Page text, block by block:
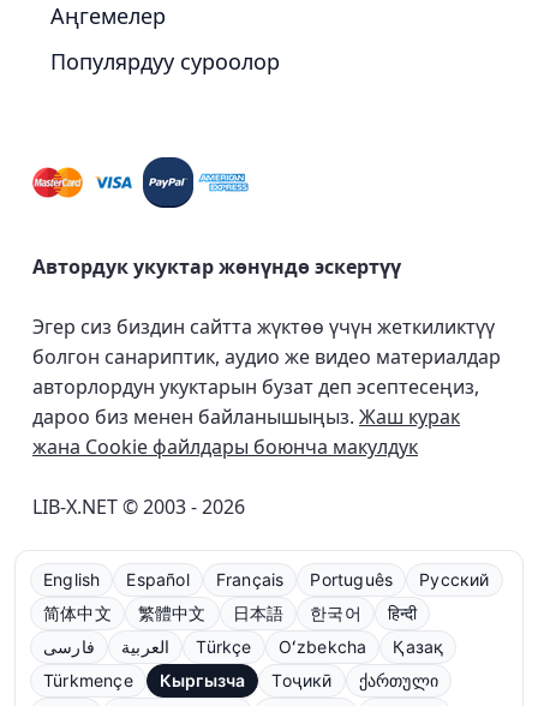
Аңгемелер
Популярдуу суроолор
Автордук укуктар жөнүндө эскертүү
Эгер сиз биздин сайтта жүктөө үчүн жеткиликтүү
болгон санариптик, аудио же видео материалдар
авторлордун укуктарын бузат деп эсептесеңиз,
дароо биз менен байланышыңыз. Жаш курак
жана Cookie файлдары боюнча макулдук
LIB-X.NET © 2003 - 2026
English Español Français Português
Русский
简体中文
繁體中文 日本語 한국어
हिन्दी
فارسی
العربية Türkçe Oʻzbekcha
Қазақ
Türkmençe
Кыргызча Тоҷикӣ
ქართული